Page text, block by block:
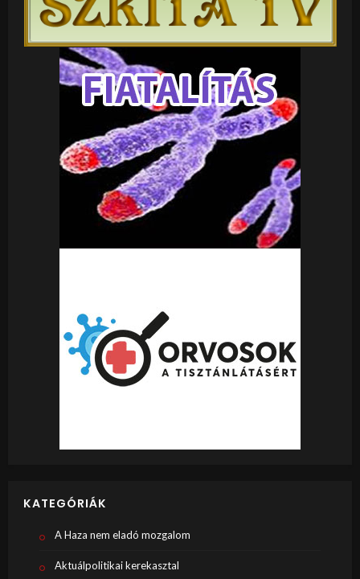
KATEGÓRIÁK
A Haza nem eladó mozgalom
Aktuálpolitikai kerekasztal